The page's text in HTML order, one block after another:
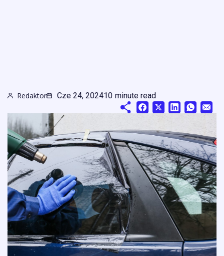
Redaktor Cze 24, 202410 minute read